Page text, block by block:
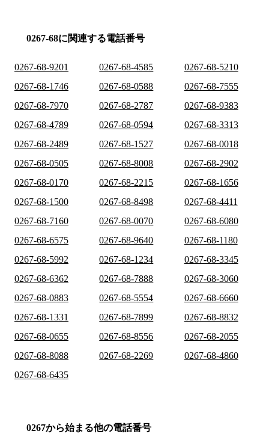
0267-68に関連する電話番号
0267-68-9201 0267-68-4585
0267-68-5210
0267-68-1746
0267-68-0588
0267-68-7555
0267-68-7970
0267-68-2787
0267-68-9383
0267-68-4789
0267-68-0594
0267-68-3313
0267-68-2489
0267-68-1527
0267-68-0018
0267-68-0505
0267-68-8008
0267-68-2902
0267-68-0170
0267-68-2215
0267-68-1656
0267-68-1500
0267-68-8498
0267-68-4411
0267-68-7160
0267-68-0070
0267-68-6080
0267-68-6575
0267-68-9640
0267-68-1180
0267-68-5992
0267-68-1234
0267-68-3345
0267-68-6362
0267-68-7888
0267-68-3060
0267-68-0883
0267-68-5554
0267-68-6660
0267-68-1331
0267-68-7899
0267-68-8832
0267-68-0655
0267-68-8556
0267-68-2055
0267-68-8088
0267-68-2269
0267-68-4860
0267-68-6435
0267から始まる他の電話番号